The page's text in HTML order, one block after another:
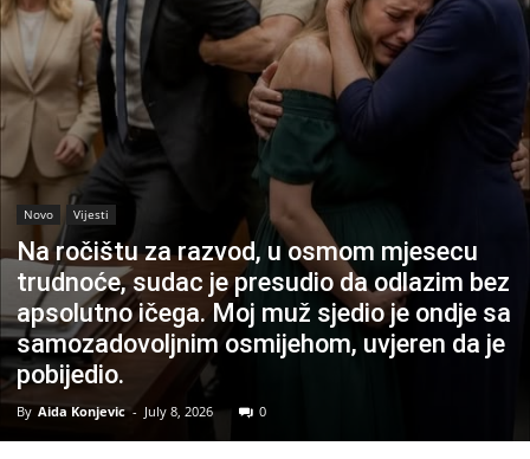
Novo Vijesti
Na ročištu za razvod, u osmom mjesecu
trudnoće, sudac je presudio da odlazim bez
apsolutno ičega. Moj muž sjedio je ondje sa
samozadovoljnim osmijehom, uvjeren da je
pobijedio.
By Aida Konjevic - July 8, 2026 0